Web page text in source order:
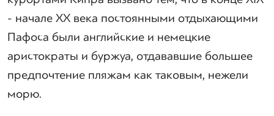
- начале XX века постоянными отдыхающими
Пафоса были английские и немецкие
аристократы и буржуа, отдававшие большее
предпочтение пляжам как таковым, нежели
морю.